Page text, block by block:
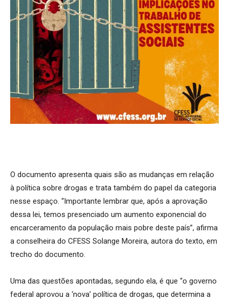
O documento apresenta quais são as mudanças em relação
à política sobre drogas e trata também do papel da categoria
nesse espaço. “Importante lembrar que, após a aprovação
dessa lei, temos presenciado um aumento exponencial do
encarceramento da população mais pobre deste país”, afirma
a conselheira do CFESS Solange Moreira, autora do texto, em
trecho do documento.
Uma das questões apontadas, segundo ela, é que “o governo
federal aprovou a ‘nova’ política de drogas, que determina a